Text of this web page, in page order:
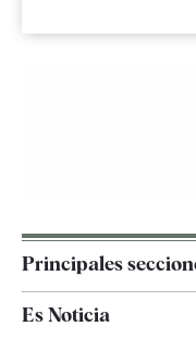
Principales
Es Noticia